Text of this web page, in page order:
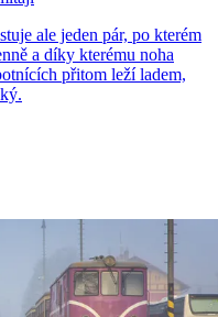
ale jeden pár, po kterém
a díky kterému noha
přitom leží ladem,